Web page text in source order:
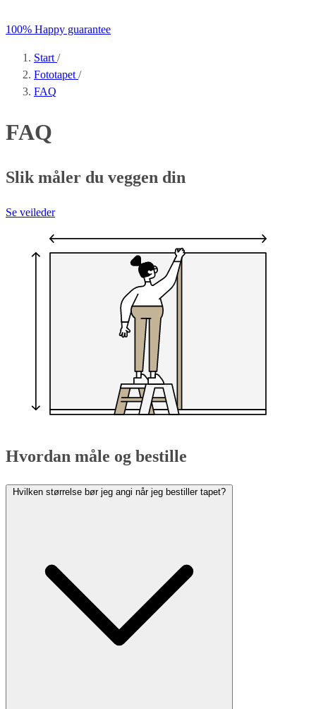
100% Happy guarantee
Start /
Fototapet /
FAQ
FAQ
Slik måler du veggen din
Se veileder
Hvordan måle og bestille
Hvilken størrelse bør jeg angi når jeg bestiller tapet?